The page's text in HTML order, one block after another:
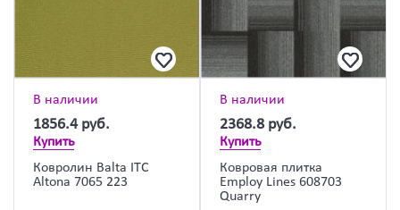
В наличии
1856.4 руб.
Купить
Ковролин Balta ITC
Altona 7065 223
В наличии
2368.8 руб.
Купить
Ковровая плитка
Employ Lines 608703
Quarry